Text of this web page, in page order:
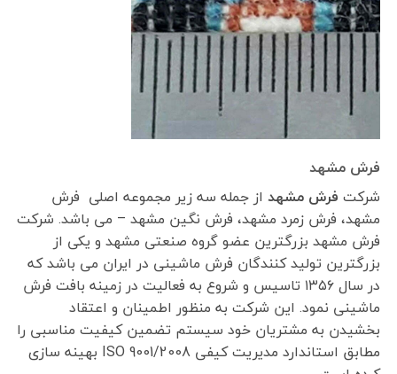
فرش مشهد
شرکت فرش مشهداز جمله سه زیر مجموعه اصلی فرش
مشهد، فرش زمرد مشهد، فرش نگین مشهد – می باشد. شرکت
فرش مشهد بزرگترین عضو گروه صنعتی مشهد و یکی از
بزرگترین تولید کنندگان فرش ماشینی در ایران می باشد که
در سال ۱۳۵۶ تاسیس و شروع به فعالیت در زمینه بافت فرش
ماشینی نمود. این شرکت به منظور اطمینان و اعتقاد
بخشیدن به مشتریان خود سیستم تضمین کیفیت مناسبی را
مطابق استاندارد مدیریت کیفی ISO 9001/2008 بهینه سازی